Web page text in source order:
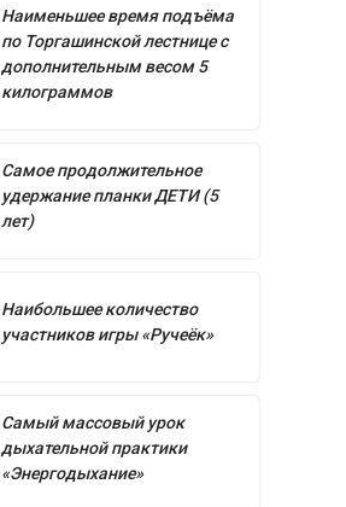
Наименьшее время подъёма
по Торгашинской лестнице с
дополнительным весом 5
килограммов
Самое продолжительное
удержание планки ДЕТИ (5
лет)
Наибольшее количество
участников игры «Ручеёк»
Самый массовый урок
дыхательной практики
«Энергодыхание»